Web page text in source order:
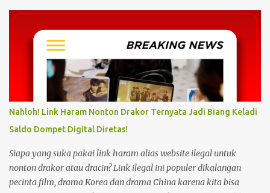
s
Nahloh! Link Haram Nonton Drakor Ternyata Jadi Biang Keladi
Saldo Dompet Digital Diretas!
Siapa yang suka pakai link haram alias website ilegal untuk
nonton drakor atau dracin? Link ilegal ini populer dikalangan
pecinta film, drama Korea dan drama China karena kita bisa